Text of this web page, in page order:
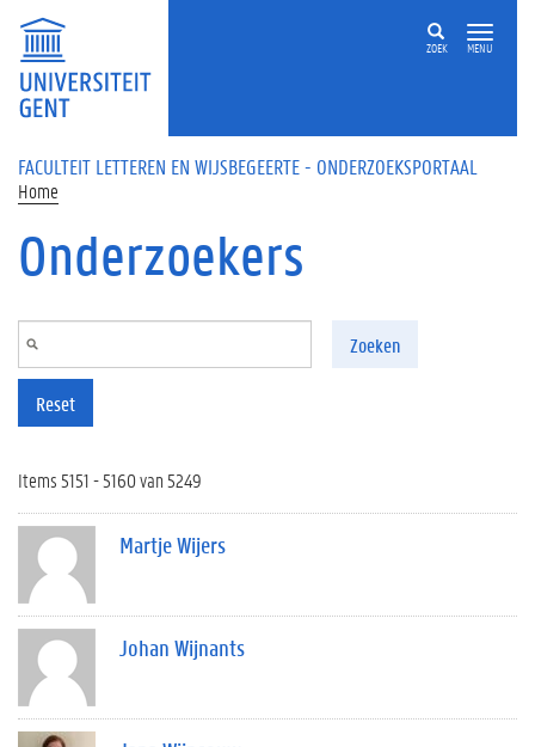
Overslaan en naar de inhoud gaan
ZOEK MENU
FACULTEIT LETTEREN EN WIJSBEGEERTE - ONDERZOEKSPORTAAL
Home
Onderzoekers
Zoeken
Reset
Items 5151 - 5160 van 5249
Martje Wijers
Johan Wijnants